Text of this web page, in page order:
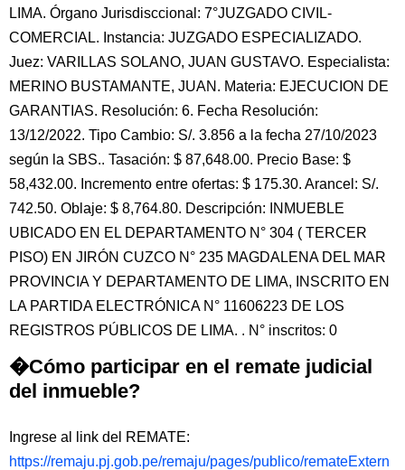
LIMA. Órgano Jurisdisccional: 7°JUZGADO CIVIL-
COMERCIAL. Instancia: JUZGADO ESPECIALIZADO.
Juez: VARILLAS SOLANO, JUAN GUSTAVO. Especialista:
MERINO BUSTAMANTE, JUAN. Materia: EJECUCION DE
GARANTIAS. Resolución: 6. Fecha Resolución:
13/12/2022. Tipo Cambio: S/. 3.856 a la fecha 27/10/2023
según la SBS.. Tasación: $ 87,648.00. Precio Base: $
58,432.00. Incremento entre ofertas: $ 175.30. Arancel: S/.
742.50. Oblaje: $ 8,764.80. Descripción: INMUEBLE
UBICADO EN EL DEPARTAMENTO N° 304 ( TERCER
PISO) EN JIRÓN CUZCO N° 235 MAGDALENA DEL MAR
PROVINCIA Y DEPARTAMENTO DE LIMA, INSCRITO EN
LA PARTIDA ELECTRÓNICA N° 11606223 DE LOS
REGISTROS PÚBLICOS DE LIMA. . N° inscritos: 0
�Cómo participar en el remate judicial
del inmueble?
Ingrese al link del REMATE:
https://remaju.pj.gob.pe/remaju/pages/publico/remateExtern